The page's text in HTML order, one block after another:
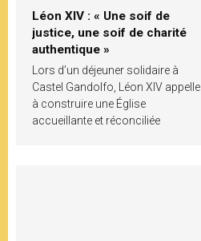
Léon XIV : « Une soif de
justice, une soif de charité
authentique »
Lors d’un déjeuner solidaire à
Castel Gandolfo, Léon XIV appelle
à construire une Église
accueillante et réconciliée